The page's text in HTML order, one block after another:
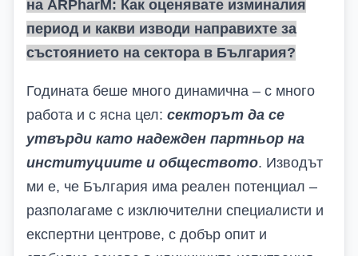
на ARPharM: Как оценявате изминалия
период и какви изводи направихте за
състоянието на сектора в България?
Годината беше много динамична – с много
работа и с ясна цел: секторът да се
утвърди като надежден партньор на
институциите и обществото. Изводът
ми е, че България има реален потенциал –
разполагаме с изключителни специалисти и
експертни центрове, с добър опит и